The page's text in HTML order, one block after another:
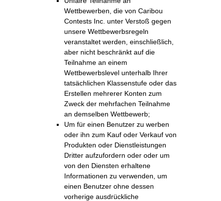
Wettbewerben, die von Caribou
Contests Inc. unter Verstoß gegen
unsere Wettbewerbsregeln
veranstaltet werden, einschließlich,
aber nicht beschränkt auf die
Teilnahme an einem
Wettbewerbslevel unterhalb Ihrer
tatsächlichen Klassenstufe oder das
Erstellen mehrerer Konten zum
Zweck der mehrfachen Teilnahme
an demselben Wettbewerb;
Um für einen Benutzer zu werben
oder ihn zum Kauf oder Verkauf von
Produkten oder Dienstleistungen
Dritter aufzufordern oder oder um
von den Diensten erhaltene
Informationen zu verwenden, um
einen Benutzer ohne dessen
vorherige ausdrückliche